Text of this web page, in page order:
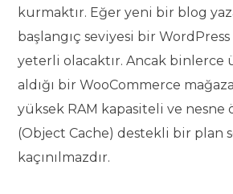
kurmaktır. Eğer yeni bir blog
başlangıç seviyesi bir
yeterli olacaktır. Ancak binlerce
aldığı bir WooCommerce
yüksek RAM kapasiteli ve nesne
(Object Cache) destekli bir plan
kaçınılmazdır.